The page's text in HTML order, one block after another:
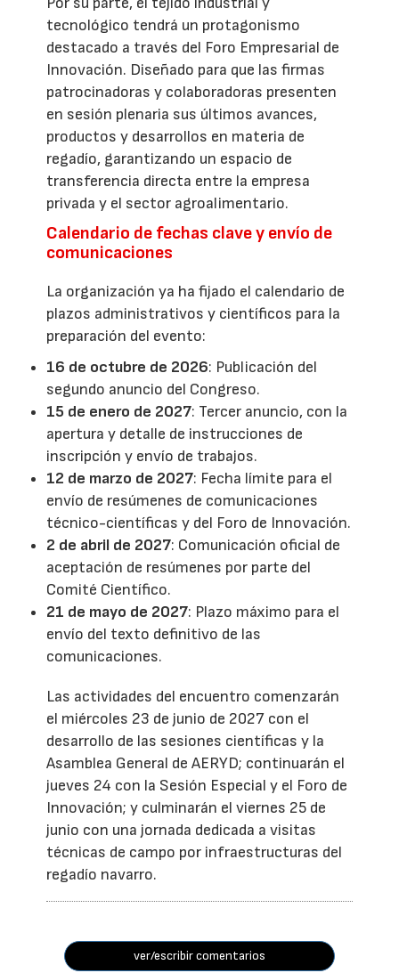
tecnológico tendrá un protagonismo
destacado a través del Foro Empresarial de
Innovación. Diseñado para que las firmas
patrocinadoras y colaboradoras presenten
en sesión plenaria sus últimos avances,
productos y desarrollos en materia de
regadío, garantizando un espacio de
transferencia directa entre la empresa
privada y el sector agroalimentario.
Calendario de fechas clave y envío de
comunicaciones
La organización ya ha fijado el calendario de
plazos administrativos y científicos para la
preparación del evento:
16 de octubre de 2026: Publicación del
segundo anuncio del Congreso.
15 de enero de 2027: Tercer anuncio, con la
apertura y detalle de instrucciones de
inscripción y envío de trabajos.
12 de marzo de 2027: Fecha límite para el
envío de resúmenes de comunicaciones
técnico-científicas y del Foro de Innovación.
2 de abril de 2027: Comunicación oficial de
aceptación de resúmenes por parte del
Comité Científico.
21 de mayo de 2027: Plazo máximo para el
envío del texto definitivo de las
comunicaciones.
Las actividades del encuentro comenzarán
el miércoles 23 de junio de 2027 con el
desarrollo de las sesiones científicas y la
Asamblea General de AERYD; continuarán el
jueves 24 con la Sesión Especial y el Foro de
Innovación; y culminarán el viernes 25 de
junio con una jornada dedicada a visitas
técnicas de campo por infraestructuras del
regadío navarro.
ver/escribir comentarios